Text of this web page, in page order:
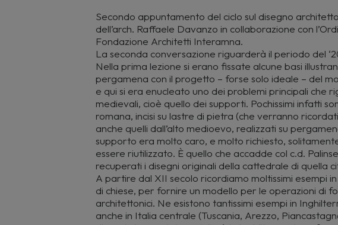
Secondo appuntamento del ciclo sul disegno
dell’arch. Raffaele Davanzo in collaborazione con
Fondazione Architetti Interamna.
La seconda conversazione riguarderà il periodo del
Nella prima lezione si erano fissate alcune basi
pergamena con il progetto – forse solo ideale – del
e qui si era enucleato uno dei problemi principali che
medievali, cioè quello dei supporti. Pochissimi infatti
romana, incisi su lastre di pietra (che verranno
anche quelli dall’alto medioevo, realizzati su
supporto era molto caro, e molto richiesto,
essere riutilizzato. È quello che accadde col c.d.
recuperati i disegni originali della cattedrale di quella
A partire dal XII secolo ricordiamo moltissimi esempi in
di chiese, per fornire un modello per le operazioni di
architettonici. Ne esistono tantissimi esempi in
anche in Italia centrale (Tuscania, Arezzo,